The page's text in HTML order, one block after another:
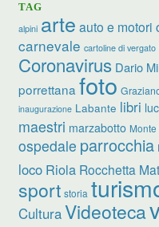
TAG
alpini arte auto e motori
carnevale cartoline di vergato
Coronavirus Dario
porrettanafoto
inaugurazione Labante libri
maestri marzabotto Monte
ospedale parrocchia
loco Riola Rocchetta
sport storia
CulturaVideoteca